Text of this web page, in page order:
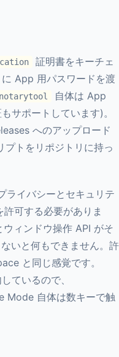
証明書をキーチェ
に App 用パスワードを渡
notarytool
自体は App
サポートしています)。
へのアップロード
プトをリポジトリに持っ
ライバシーとセキュリテ
可する必要がありま
ィンドウ操作 API がそ
いと何もできません。許
と同じ感覚です。
ているので、
Mode 自体は数キーで触